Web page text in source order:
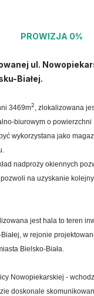
PROWIZJA 0%
ul.
Białej.
3469m2, zlokalizowana
biurowym o powierzchni
wykorzystana jako
nadproży okiennych
na uzyskanie
jest hala to teren
w rejonie
Bielsko-Biała.
Nowopiekarskiej -
doskonale